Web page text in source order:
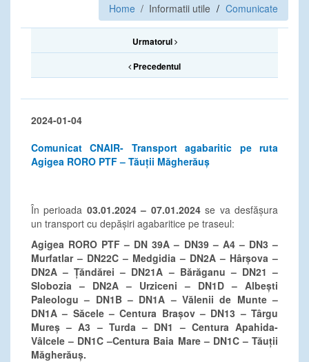
Home / Informatii utile Comunicate
Urmatorul
Precedentul
2024-01-04
Comunicat CNAIR- Transport agabaritic pe ruta
Agigea RORO PTF – Tăuții Măgherăuș
În perioada 03.01.2024 – 07.01.2024se va desfășura
un transport cu depășiri agabaritice pe traseul:
Agigea RORO PTF – DN 39A – DN39 – A4 – DN3 –
Murfatlar – DN22C – Medgidia – DN2A – Hârșova –
DN2A – Țăndărei – DN21A – Bărăganu – DN21 –
Slobozia – DN2A – Urziceni – DN1D – Albești
Paleologu – DN1B – DN1A – Vălenii de Munte –
DN1A – Săcele – Centura Brașov – DN13 – Târgu
Mureș – A3 – Turda – DN1 – Centura Apahida-
Vâlcele – DN1C –Centura Baia Mare – DN1C – Tăuții
Măgherăuș.